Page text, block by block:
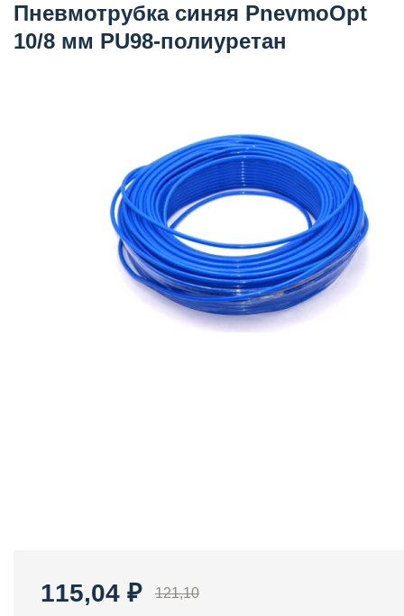
Пневмотрубка синяя PnevmoOpt
10/8 мм PU98-полиуретан
115,04 ₽ 121,10